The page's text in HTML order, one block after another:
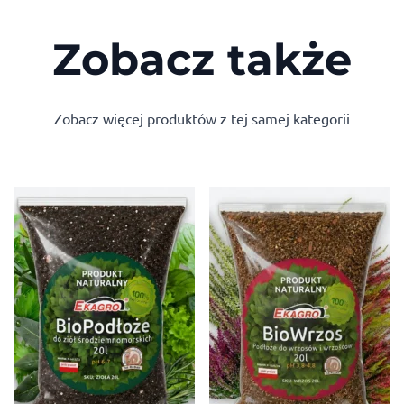
Zobacz także
Zobacz więcej produktów z tej samej kategorii